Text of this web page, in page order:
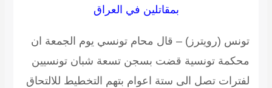
بمقاتلين في العراق
تونس (رويترز) – قال محام تونسي يوم الجمعة ان
محكمة تونسية قضت بسجن تسعة شبان تونسيين
لفترات تصل الى ستة اعوام بتهم التخطيط للالتحاق